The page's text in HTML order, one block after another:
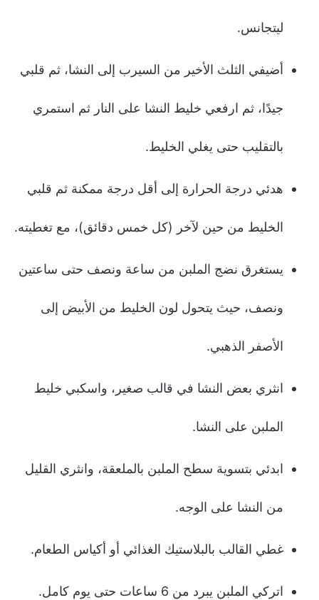
ليتجانس.
أضيفي الثلث الأخير من السيرب إلى النشا، ثم قلبي
جيدًا، ثم ارفعي خليط النشا على النار ثم استمري
بالتقليب حتى يغلي الخليط.
هدئي درجة الحرارة إلى أقل درجة ممكنة ثم قلبي
الخليط من حين لآخر (كل خمس دقائق)، مع تغطيته.
يستغرق نضج الملبن من ساعة ونصف حتى ساعتين
ونصف، حيث يتحول لون الخليط من الأبيض إلى
الأصفر الذهبي.
انثري بعض النشا في قالب صغير، واسكبي خليط
الملبن على النشا.
ابدئي بتسوية سطح الملبن بالملعقة، وانثري القليل
من النشا على الوجه.
غطي القالب بالبلاستيك الغذائي أو أكياس الطعام.
اتركي الملبن يبرد من 6 ساعات حتى يوم كامل.